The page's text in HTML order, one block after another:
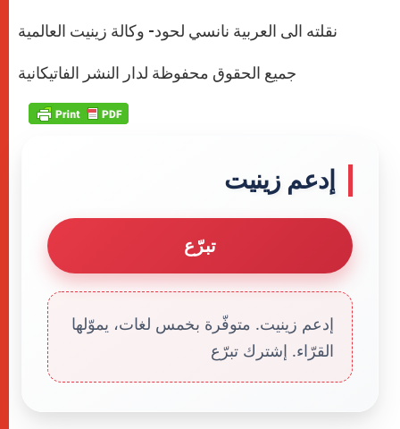
نقلته الى العربية نانسي لحود- وكالة زينيت العالمية
جميع الحقوق محفوظة لدار النشر الفاتيكانية
إدعم زينيت
تبرّع
إدعم زينيت. متوفّرة بخمس لغات، يموّلها
القرّاء. إشترك تبرّع